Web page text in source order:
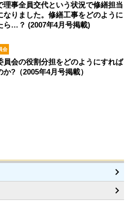
理事全員交代という状況で修繕担当
なりました。修繕工事をどのように
ら…？ (2007年4月号掲載)
会
員会の役割分担をどのようにすれば
か?（2005年4月号掲載）